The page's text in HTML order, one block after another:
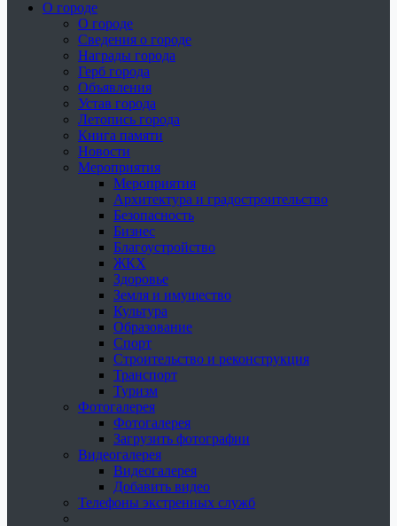
О городе
О городе
Сведения о городе
Награды города
Герб города
Объявления
Устав города
Летопись города
Книга памяти
Новости
Мероприятия
Мероприятия
Архитектура и градостроительство
Безопасность
Бизнес
Благоустройство
ЖКХ
Здоровье
Земля и имущество
Культура
Образование
Спорт
Строительство и реконструкция
Транспорт
Туризм
Фотогалерея
Фотогалерея
Загрузить фотографии
Видеогалерея
Видеогалерея
Добавить видео
Телефоны экстренных служб